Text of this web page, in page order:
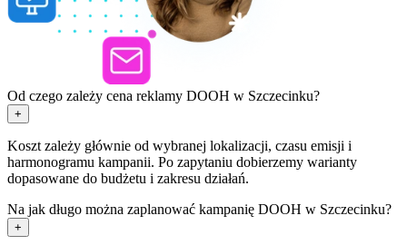
Od czego zależy cena reklamy DOOH w Szczecinku?
+
Koszt zależy głównie od wybranej lokalizacji, czasu emisji i
harmonogramu kampanii. Po zapytaniu dobierzemy warianty
dopasowane do budżetu i zakresu działań.
Na jak długo można zaplanować kampanię DOOH w Szczecinku?
+